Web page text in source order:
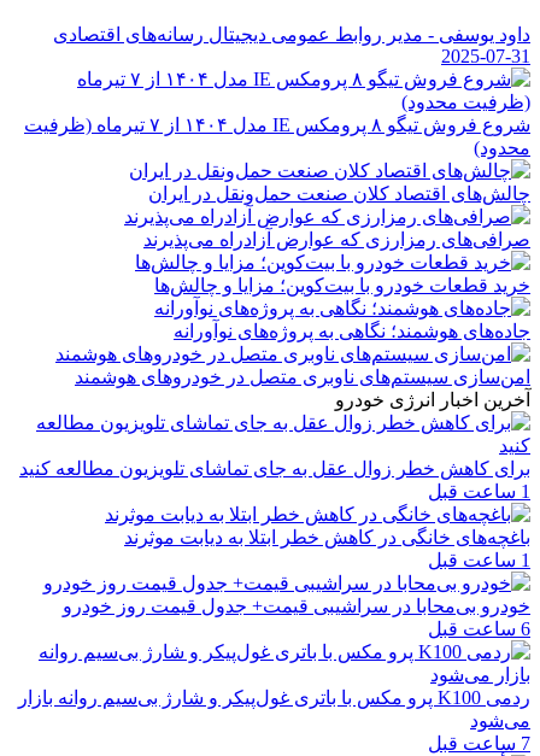
داود یوسفی - مدیر روابط عمومی دیجیتال رسانه‌های اقتصادی
2025-07-31
شروع فروش تیگو ۸ پرومکس IE مدل ۱۴۰۴ از ۷ تیرماه (ظرفیت
محدود)
چالش‌های اقتصاد کلان صنعت حمل‌ونقل در ایران
صرافی‌های رمزارزی که عوارض آزادراه می‌پذیرند
خرید قطعات خودرو با بیت‌کوین؛ مزایا و چالش‌ها
جاده‌های هوشمند؛ نگاهی به پروژه‌های نوآورانه
امن‌سازی سیستم‌های ناوبری متصل در خودروهای هوشمند
آخرین اخبار انرژی خودرو
برای کاهش خطر زوال عقل به جای تماشای تلویزیون مطالعه کنید
1 ساعت قبل
باغچه‌های خانگی در کاهش خطر ابتلا به دیابت موثرند
1 ساعت قبل
خودرو بی‌محابا در سراشیبی قیمت+ جدول قیمت روز خودرو
6 ساعت قبل
ردمی K100 پرو مکس با باتری غول‌پیکر و شارژ بی‌سیم روانه بازار
می‌شود
7 ساعت قبل